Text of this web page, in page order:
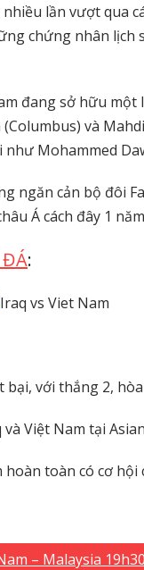
lần vượt qua
chứng nhân lịch
đang sở hữu
và
Mohammed
ngăn cản bộ đôi
Á cách đây 1
ĐÁ:
bại, với thắng 2,
Việt Nam tại
toàn có cơ
– Malaysia